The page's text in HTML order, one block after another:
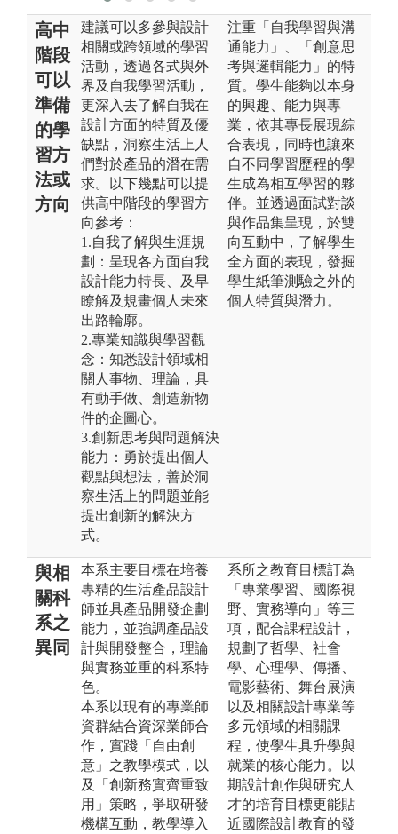
高中
階段
可以
準備
的學
習方
法或
方向
建議可以多參與設計
相關或跨領域的學習
活動，透過各式與外
界及自我學習活動，
更深入去了解自我在
設計方面的特質及優
缺點，洞察生活上人
們對於產品的潛在需
求。以下幾點可以提
供高中階段的學習方
向參考：
1.自我了解與生涯規
劃：呈現各方面自我
設計能力特長、及早
瞭解及規畫個人未來
出路輪廓。
2.專業知識與學習觀
念：知悉設計領域相
關人事物、理論，具
有動手做、創造新物
件的企圖心。
3.創新思考與問題解決
能力：勇於提出個人
觀點與想法，善於洞
察生活上的問題並能
提出創新的解決方
式。
注重「自我學習與溝
通能力」、「創意思
考與邏輯能力」的特
質。學生能夠以本身
的興趣、能力與專
業，依其專長展現綜
合表現，同時也讓來
自不同學習歷程的學
生成為相互學習的夥
伴。並透過面試對談
與作品集呈現，於雙
向互動中，了解學生
全方面的表現，發掘
學生紙筆測驗之外的
個人特質與潛力。
與相
關科
系之
異同
本系主要目標在培養
專精的生活產品設計
師並具產品開發企劃
能力，並強調產品設
計與開發整合，理論
與實務並重的科系特
色。
本系以現有的專業師
資群結合資深業師合
作，實踐「自由創
意」之教學模式，以
及「創新務實齊重致
用」策略，爭取研發
機構互動，教學導入
系所之教育目標訂為
「專業學習、國際視
野、實務導向」等三
項，配合課程設計，
規劃了哲學、社會
學、心理學、傳播、
電影藝術、舞台展演
以及相關設計專業等
多元領域的相關課
程，使學生具升學與
就業的核心能力。以
期設計創作與研究人
才的培育目標更能貼
近國際設計教育的發